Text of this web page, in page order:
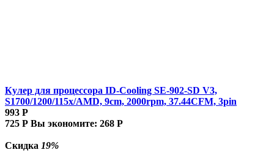
Кулер для процессора ID-Cooling SE-902-SD V3,
S1700/1200/115x/AMD, 9cm, 2000rpm, 37.44CFM, 3pin
993 Р
725 Р Вы экономите: 268 Р
Скидка 19%